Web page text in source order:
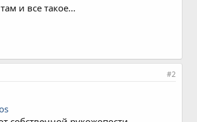
и все такое...
#2